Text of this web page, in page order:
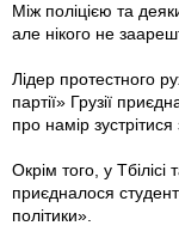
Між поліцією та
але нікого не
Лідер протестного
партії» Грузії
про намір зустрітися
Окрім того, у
приєдналося
політики».